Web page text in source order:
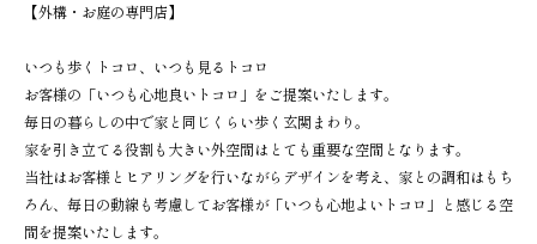
【外構・お庭の専門店】
いつも歩くトコロ、いつも見るトコロ
お客様の「いつも心地良いトコロ」をご提案いたします。
毎日の暮らしの中で家と同じくらい歩く玄関まわり。
家を引き立てる役割も大きい外空間はとても重要な空間となります。
当社はお客様とヒアリングを行いながらデザインを考え、家との調和はもち
ろん、毎日の動線も考慮してお客様が「いつも心地よいトコロ」と感じる空
間を提案いたします。